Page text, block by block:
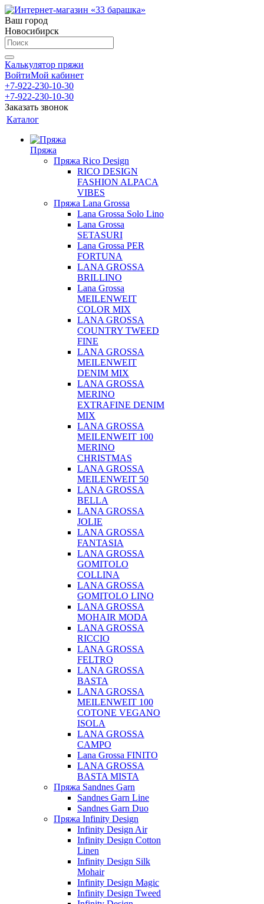
Ваш город
Новосибирск
Калькулятор пряжи
ВойтиМой кабинет
+7-922-230-10-30
+7-922-230-10-30
Заказать звонок
Каталог
Пряжа
Пряжа Rico Design
RICO DESIGN
FASHION ALPACA
VIBES
Пряжа Lana Grossa
Lana Grossa Solo Lino
Lana Grossa
SETASURI
Lana Grossa PER
FORTUNA
LANA GROSSA
BRILLINO
Lana Grossa
MEILENWEIT
COLOR MIX
LANA GROSSA
COUNTRY TWEED
FINE
LANA GROSSA
MEILENWEIT
DENIM MIX
LANA GROSSA
MERINO
EXTRAFINE DENIM
MIX
LANA GROSSA
MEILENWEIT 100
MERINO
CHRISTMAS
LANA GROSSA
MEILENWEIT 50
LANA GROSSA
BELLA
LANA GROSSA
JOLIE
LANA GROSSA
FANTASIA
LANA GROSSA
GOMITOLO
COLLINA
LANA GROSSA
GOMITOLO LINO
LANA GROSSA
MOHAIR MODA
LANA GROSSA
RICCIO
LANA GROSSA
FELTRO
LANA GROSSA
BASTA
LANA GROSSA
MEILENWEIT 100
COTONE VEGANO
ISOLA
LANA GROSSA
CAMPO
Lana Grossa FINITO
LANA GROSSA
BASTA MISTA
Пряжа Sandnes Garn
Sandnes Garn Line
Sandnes Garn Duo
Пряжа Infinity Design
Infinity Design Air
Infinity Design Cotton
Linen
Infinity Design Silk
Mohair
Infinity Design Magic
Infinity Design Tweed